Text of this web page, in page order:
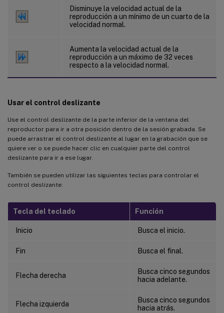
Disminuye la velocidad actual de la
reproducción a un mínimo de un cuarto de la
velocidad normal.
Aumenta la velocidad actual de la
reproducción a un máximo de 32 veces
respecto a la velocidad normal.
Usar el control deslizante
Use el control deslizante de la parte inferior de la ventana del
reproductor para ir a otra posición dentro de la sesión grabada. Se
puede arrastrar el control deslizante al lugar en la grabación que se
quiere ver o se puede hacer clic en cualquier parte del control
deslizante para ir a ese lugar.
También se pueden utilizar las siguientes teclas para controlar el
control deslizante:
Tecla del teclado Función
Inicio Busca el inicio.
Fin Busca el final.
Flecha derecha
Busca cinco segundos
hacia adelante.
Flecha izquierda
Busca cinco segundos
hacia atrás.